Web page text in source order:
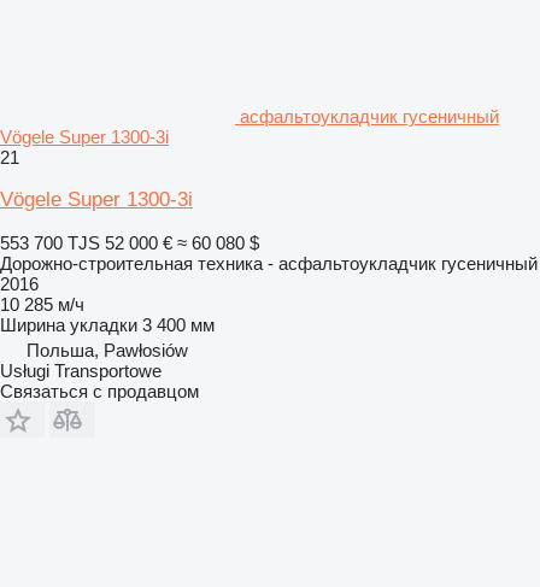
асфальтоукладчик гусеничный
Vögele Super 1300-3i
21
Vögele Super 1300-3i
553 700 TJS 52 000 € ≈ 60 080 $
Дорожно-строительная техника - асфальтоукладчик гусеничный
2016
10 285 м/ч
Ширина укладки 3 400 мм
Польша, Pawłosiów
Usługi Transportowe
Связаться с продавцом